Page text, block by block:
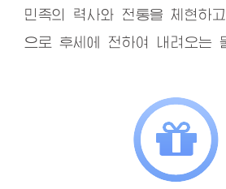
민족의 력사와 전통을 체현하
으로 후세에 전하여 내려오는